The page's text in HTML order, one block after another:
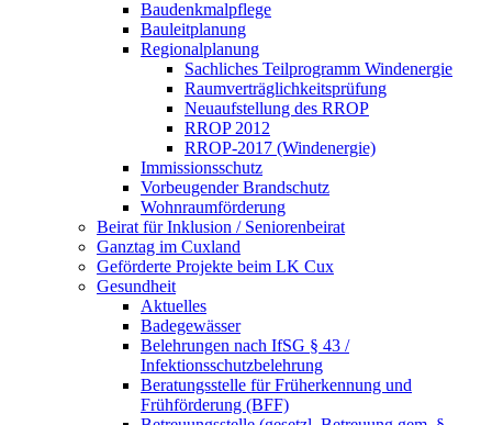
Baudenkmalpflege
Bauleitplanung
Regionalplanung
Sachliches Teilprogramm Windenergie
Raumverträglichkeitsprüfung
Neuaufstellung des RROP
RROP 2012
RROP-2017 (Windenergie)
Immissionsschutz
Vorbeugender Brandschutz
Wohnraumförderung
Beirat für Inklusion / Seniorenbeirat
Ganztag im Cuxland
Geförderte Projekte beim LK Cux
Gesundheit
Aktuelles
Badegewässer
Belehrungen nach IfSG § 43 /
Infektionsschutzbelehrung
Beratungsstelle für Früherkennung und
Frühförderung (BFF)